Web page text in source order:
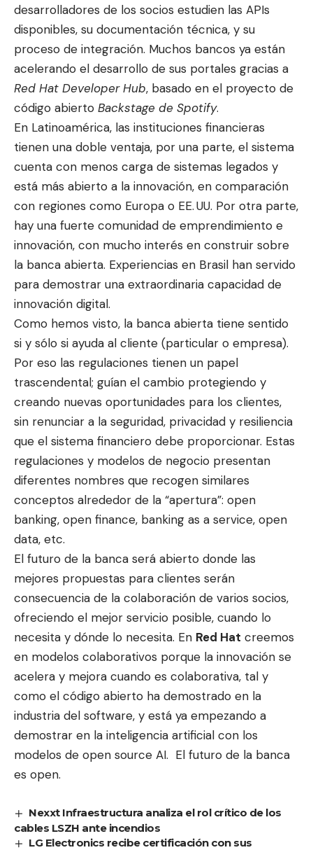
desarrolladores de los socios estudien las APIs
disponibles, su documentación técnica, y su
proceso de integración. Muchos bancos ya están
acelerando el desarrollo de sus portales gracias a
Red Hat Developer Hub, basado en el proyecto de
código abierto Backstage de Spotify.
En Latinoamérica, las instituciones financieras
tienen una doble ventaja, por una parte, el sistema
cuenta con menos carga de sistemas legados y
está más abierto a la innovación, en comparación
con regiones como Europa o EE. UU. Por otra parte,
hay una fuerte comunidad de emprendimiento e
innovación, con mucho interés en construir sobre
la banca abierta. Experiencias en Brasil han servido
para demostrar una extraordinaria capacidad de
innovación digital.
Como hemos visto, la banca abierta tiene sentido
si y sólo si ayuda al cliente (particular o empresa).
Por eso las regulaciones tienen un papel
trascendental; guían el cambio protegiendo y
creando nuevas oportunidades para los clientes,
sin renunciar a la seguridad, privacidad y resiliencia
que el sistema financiero debe proporcionar. Estas
regulaciones y modelos de negocio presentan
diferentes nombres que recogen similares
conceptos alrededor de la “apertura”: open
banking, open finance, banking as a service, open
data, etc.
El futuro de la banca será abierto donde las
mejores propuestas para clientes serán
consecuencia de la colaboración de varios socios,
ofreciendo el mejor servicio posible, cuando lo
necesita y dónde lo necesita. En Red Hat creemos
en modelos colaborativos porque la innovación se
acelera y mejora cuando es colaborativa, tal y
como el código abierto ha demostrado en la
industria del software, y está ya empezando a
demostrar en la inteligencia artificial con los
modelos de open source AI. El futuro de la banca
es open.
Nexxt Infraestructura analiza el rol crítico de los
cables LSZH ante incendios
LG Electronics recibe certificación con sus